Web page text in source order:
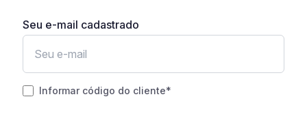
Seu e-mail cadastrado
Informar código do cliente*